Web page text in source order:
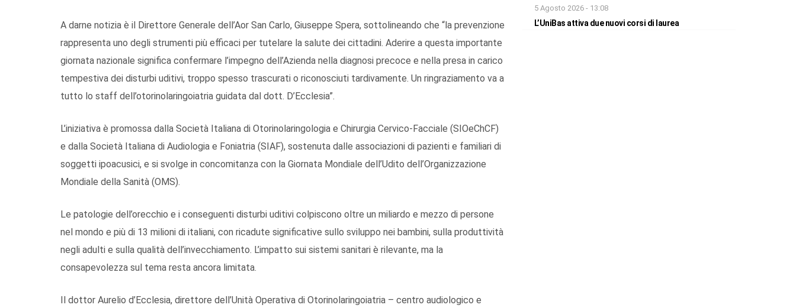
A darne notizia è il Direttore Generale dell’Aor San Carlo, Giuseppe Spera, sottolineando che “la prevenzione
rappresenta uno degli strumenti più efficaci per tutelare la salute dei cittadini. Aderire a questa importante
giornata nazionale significa confermare l’impegno dell’Azienda nella diagnosi precoce e nella presa in carico
tempestiva dei disturbi uditivi, troppo spesso trascurati o riconosciuti tardivamente. Un ringraziamento va a
tutto lo staff dell’otorinolaringoiatria guidata dal dott. D’Ecclesia”.
L’iniziativa è promossa dalla Società Italiana di Otorinolaringologia e Chirurgia Cervico-Facciale (SIOeChCF)
e dalla Società Italiana di Audiologia e Foniatria (SIAF), sostenuta dalle associazioni di pazienti e familiari di
soggetti ipoacusici, e si svolge in concomitanza con la Giornata Mondiale dell’Udito dell’Organizzazione
Mondiale della Sanità (OMS).
Le patologie dell’orecchio e i conseguenti disturbi uditivi colpiscono oltre un miliardo e mezzo di persone
nel mondo e più di 13 milioni di italiani, con ricadute significative sullo sviluppo nei bambini, sulla produttività
negli adulti e sulla qualità dell’invecchiamento. L’impatto sui sistemi sanitari è rilevante, ma la
consapevolezza sul tema resta ancora limitata.
Il dottor Aurelio d’Ecclesia, direttore dell’Unità Operativa di Otorinolaringoiatria – centro audiologico e
5 Agosto 2026 - 13:08
L’UniBas attiva due nuovi corsi di laurea